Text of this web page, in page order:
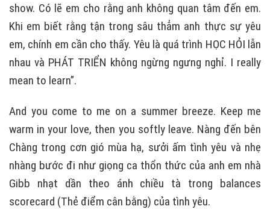
show. Có lẽ em cho rằng anh không quan tâm đến em.
Khi em biết rằng tận trong sâu thẳm anh thực sự yêu
em, chính em cần cho thấy. Yêu là quá trình HỌC HỎI lẫn
nhau và PHÁT TRIỂN không ngừng ngưng nghỉ. I really
mean to learn”.
And you come to me on a summer breeze. Keep me
warm in your love, then you softly leave. Nàng đến bên
Chàng trong cơn gió mùa hạ, sưởi ấm tình yêu và nhẹ
nhàng bước đi như giọng ca thổn thức của anh em nhà
Gibb nhạt dần theo ánh chiều tà trong balances
scorecard (Thẻ điểm cân bằng) của tình yêu.